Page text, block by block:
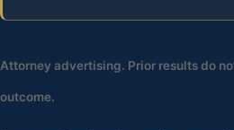
Attorney advertising. Prior results do
outcome.